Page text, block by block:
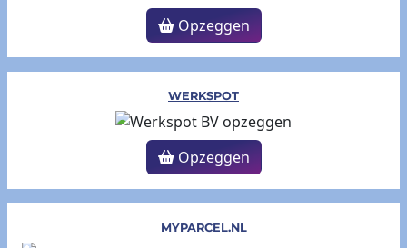
Opzeggen
WERKSPOT
Opzeggen
MYPARCEL.NL